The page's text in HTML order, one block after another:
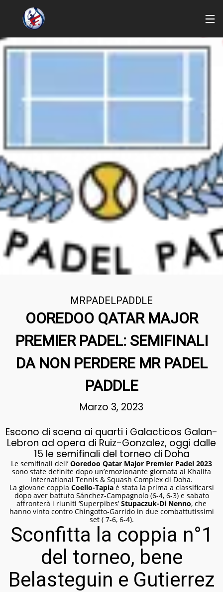
MRPADELPADDLE
OOREDOO QATAR MAJOR
PREMIER PADEL: SEMIFINALI
DA NON PERDERE MR PADEL
PADDLE
Marzo 3, 2023
Escono di scena ai quarti i Galacticos Galan-
Lebron ad opera di Ruiz-Gonzalez, oggi dalle
15 le semifinali del torneo di Doha
Le semifinali dell’ Ooredoo Qatar Major Premier Padel 2023
sono state definite dopo un’emozionante giornata al Khalifa
International Tennis & Squash Complex di Doha.
La giovane coppia Coello-Tapiaè stata la prima a classificarsi
dopo aver battuto Sánchez-Campagnolo (6-4, 6-3) e sabato
affronterà i riuniti ‘Superpibes’ Stupaczuk-Di Nenno, che
hanno vinto contro Chingotto-Garrido in due combattutissimi
set ( 7-6, 6-4).
Sconfitta la coppia n°1
del torneo, bene
Belasteguin e Gutierrez